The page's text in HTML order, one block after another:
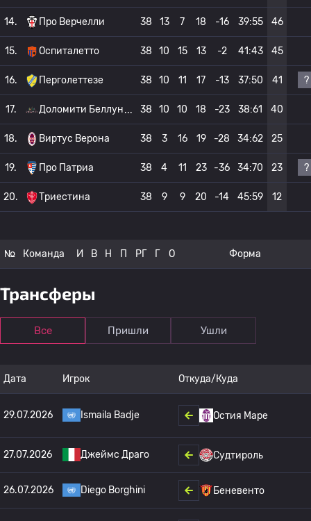
14. Про Верчелли 38 13 7 18 -16 39:55 46
15. Оспиталетто 38 10 15 13 -2 41:43 45
16. Перголеттезе 38 10 11 17 -13 37:50 41 ?
17. Доломити Беллун 38 10 10 18 -23 38:61 40
18. Виртус Верона 38 3 16 19 -28 34:62 25
19. Про Патриа 38 4 11 23 -36 34:70 23 ?
20. Триестина 38 9 9 20 -14 45:59 12
№ Команда И В Н П РГ Г О Форма
Трансферы
Все Пришли Ушли
Дата Игрок Откуда/Куда
29.07.2026 Ismaila Badje Остия Маре
27.07.2026 Джеймс Драго Судтироль
26.07.2026 Diego Borghini Беневенто